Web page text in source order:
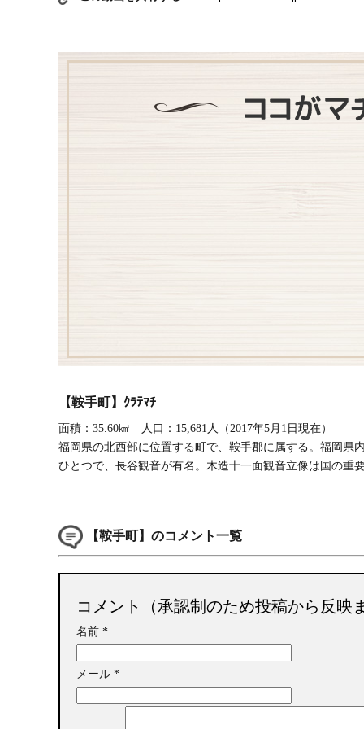
【鞍手町】ｸﾗﾃﾏﾁ
面積：35.60㎢ 人口：15,681人（2017年5月1日現在）
福岡県の北西部に位置する町で、鞍手郡に属する。福岡県
ひとつで、長谷観音が有名。木造十一面観音立像は国の重
【鞍手町】のコメント一覧
コメント（承認制のため投稿から反映
名前 *
メール *